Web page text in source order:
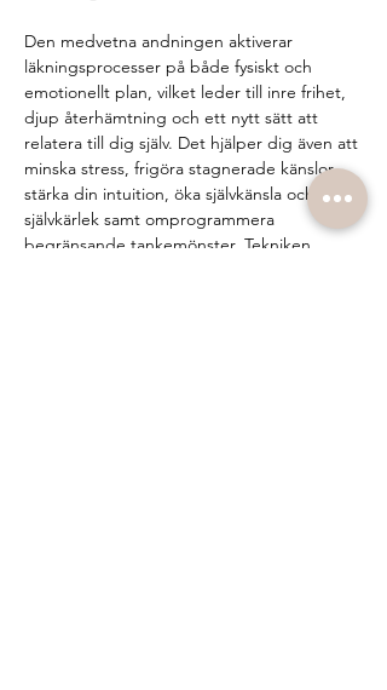
Den medvetna andningen aktiverar
läkningsprocesser på både fysiskt och
emotionellt plan, vilket leder till inre frihet,
djup återhämtning och ett nytt sätt att
relatera till dig själv. Det hjälper dig även att
minska stress, frigöra stagnerade känslor,
stärka din intuition, öka självkänsla och
självkärlek samt omprogrammera
begränsande tankemönster. Tekniken